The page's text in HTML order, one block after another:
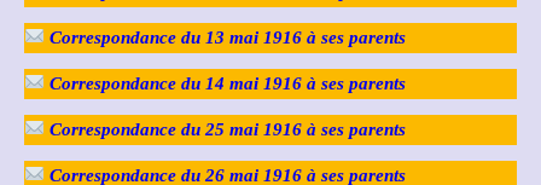
Correspondance du 13 mai 1916 à ses parents
Correspondance du 14 mai 1916 à ses parents
Correspondance du 25 mai 1916 à ses parents
Correspondance du 26 mai 1916 à ses parents